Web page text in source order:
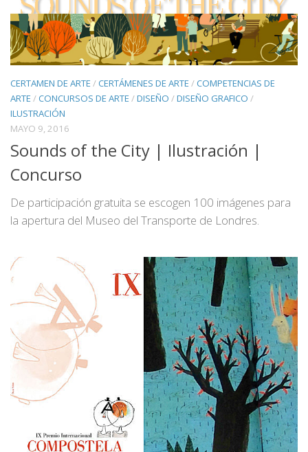
CERTAMEN DE ARTE /CERTÁMENES DE ARTE /COMPETENCIAS DE
ARTE /CONCURSOS DE ARTE /DISEÑO /DISEÑO GRAFICO /
ILUSTRACIÓN
MAYO 9, 2016
Sounds of the City | Ilustración |
Concurso
De participación gratuita se escogen 100 imágenes para
la apertura del Museo del Transporte de Londres.